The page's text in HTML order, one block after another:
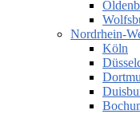
Nordrhein-
Köln